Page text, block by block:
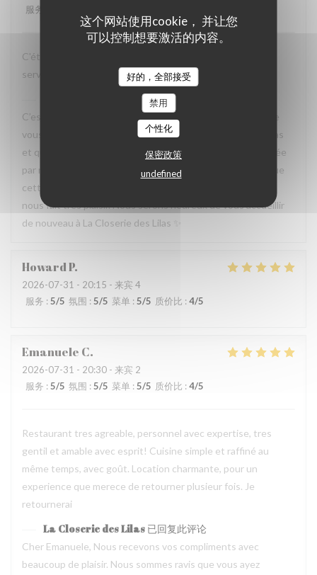
这个网站使用cookie， 并让您
可以控制想要激活的内容。
好的，全部接受
禁用
个性化
保密政策
undefined
服务
C'était très bien passé et mes amis sont ravis d'avoir les
services attentionnés et les plats savoureux.
La Closerie des Lilas已回复此评论
C’est un plaisir de lire votre retour. Nous sommes ravis que
vous ayez passé un agréable moment à La Closerie des Lilas
et que vos amis aient également apprécié l’attention portée
par notre équipe ainsi que la qualité de la cuisine. Savoir que
cette expérience a contribué à la réussite de votre repas
nous fait très plaisir. Nous serons heureux de vous accueillir
de nouveau à La Closerie des Lilas ✨
HowardP
2026-07-31 - 20:15 - 来宾 4
服务 : 5/5 氛围 : 5/5 菜单 : 5/5 质价比 : 4/5
Emanuele C
2026-07-31 - 20:30 - 来宾 2
服务 : 5/5 氛围 : 5/5 菜单 : 5/5 质价比 : 4/5
Restaurant tres agreable, personnel avec expertise, tres
gentil et amable avec esprit! Cuisine simple et raffiné au
même temps, avec goût. Location charmante, pour un
experience que merece de retourner plusieur fois. Je
retournerai
La Closerie des Lilas 已回复此评论
Cher Emanuele, Nous recevons vos compliments avec
beaucoup de plaisir. Nous sommes ravis que vous ayez